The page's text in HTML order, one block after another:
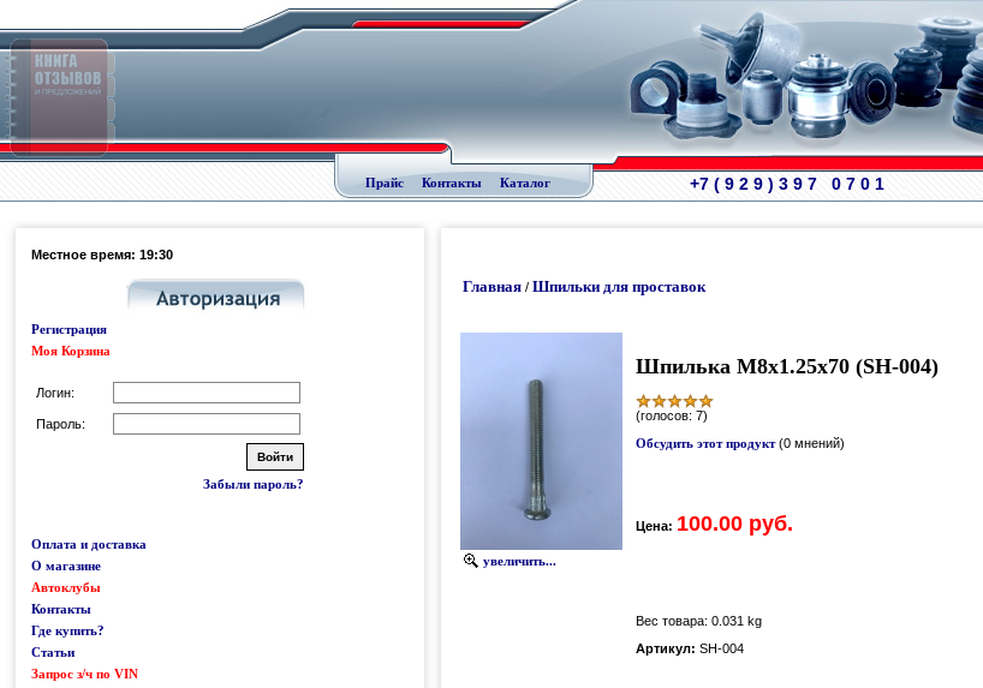
Прайс Контакты Каталог +7 ( 9 2 9 ) 3 9 7 0 7 0 1
Местное время: 19:30
Регистрация
Моя Корзина
Логин:
Пароль:
Забыли пароль?
Оплата и доставка
О магазине
Автоклубы
Контакты
Где купить?
Статьи
Запрос з/ч по VIN
Главная / Шпильки для проставок
увеличить...
Шпилька М8х1.25х70 (SH-004)
(голосов: 7)
Обсудить этот продукт(0 мнений)
Цена: 100.00 руб.
Вес товара: 0.031 kg
Артикул: SH-004